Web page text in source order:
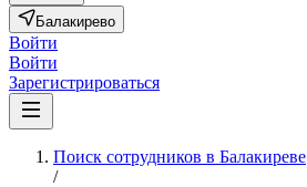
Балакирево
Войти
Войти
Зарегистрироваться
Поиск сотрудников в Балакиреве
/